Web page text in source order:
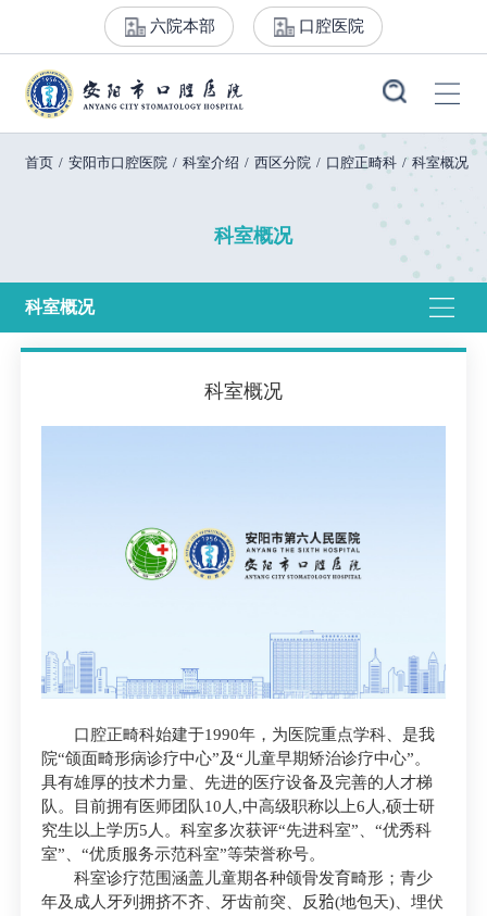
六院本部 口腔医院
首页 / 安阳市口腔医院 / 科室介绍 / 西区分院 / 口腔正畸科 / 科室概况
科室概况
科室概况
科室概况
口腔正畸科始建于1990年，为医院重点学科、是我
院“颌面畸形病诊疗中心”及“儿童早期矫治诊疗中心”。
具有雄厚的技术力量、先进的医疗设备及完善的人才梯
队。目前拥有医师团队10人,中高级职称以上6人,硕士研
究生以上学历5人。科室多次获评“先进科室”、“优秀科
室”、“优质服务示范科室”等荣誉称号。
科室诊疗范围涵盖儿童期各种颌骨发育畸形；青少
年及成人牙列拥挤不齐、牙齿前突、反𬌗(地包天)、埋伏